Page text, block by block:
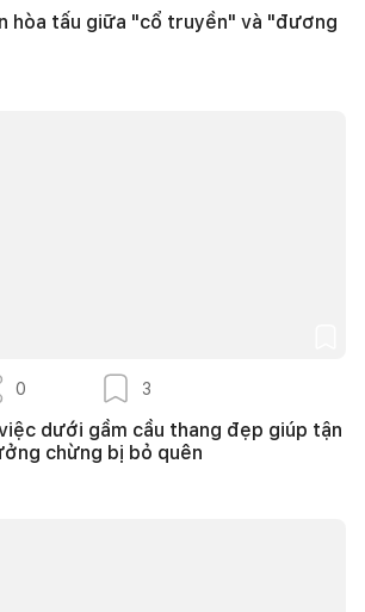
hòa tấu giữa "cổ truyền" và "đương
0 3
dưới gầm cầu thang đẹp giúp tận
chừng bị bỏ quên